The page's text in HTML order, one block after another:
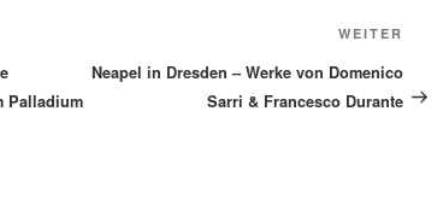
Palladium
WEITER
Neapel in Dresden – Werke von Domenico
Sarri & Francesco Durante